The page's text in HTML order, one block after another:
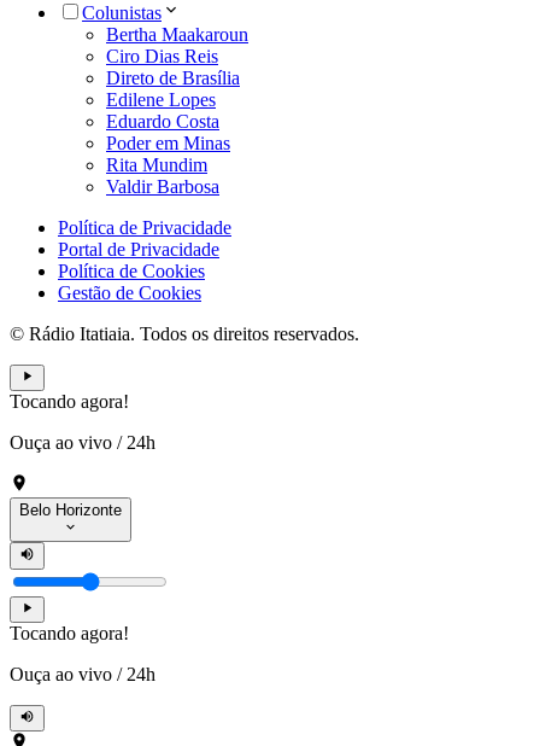
Colunistas
Bertha Maakaroun
Ciro Dias Reis
Direto de Brasília
Edilene Lopes
Eduardo Costa
Poder em Minas
Rita Mundim
Valdir Barbosa
Política de Privacidade
Portal de Privacidade
Política de Cookies
Gestão de Cookies
© Rádio Itatiaia. Todos os direitos reservados.
Tocando agora!
Ouça ao vivo / 24h
Belo Horizonte
Tocando agora!
Ouça ao vivo / 24h